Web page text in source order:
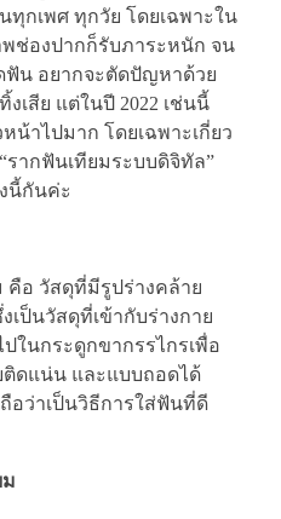
ทุกเพศ ทุกวัย โดยเฉพาะใน
ช่องปากก็รับภาระหนัก จน
ฟัน อยากจะตัดปัญหาด้วย
สีย แต่ในปี 2022 เช่นนี้
น้าไปมาก โดยเฉพาะเกี่ยว
รากฟันเทียมระบบดิจิทัล”
นี้กันค่ะ
คือ วัสดุที่มีรูปร่างคล้าย
เป็นวัสดุที่เข้ากับร่างกาย
ในกระดูกขากรรไกรเพื่อ
ดแน่น และแบบถอดได้
อว่าเป็นวิธีการใส่ฟันที่ดี